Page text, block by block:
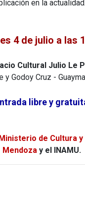
en la actualidad.
4 de julio a las
Cultural Julio Le
y Godoy Cruz -
libre y
de Cultura
Mendozay el INAMU.